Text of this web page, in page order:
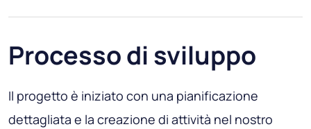
Processo di sviluppo
Il progetto è iniziato con una pianificazione
dettagliata e la creazione di attività nel nostro